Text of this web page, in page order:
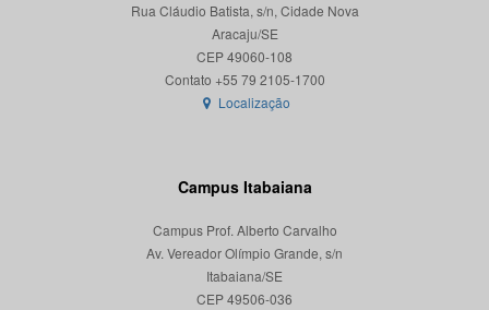
Rua Cláudio Batista, s/n, Cidade Nova
Aracaju/SE
CEP 49060-108
Localização
Campus Itabaiana
Campus Prof. Alberto Carvalho
Av. Vereador Olímpio Grande, s/n
Itabaiana/SE
CEP 49506-036